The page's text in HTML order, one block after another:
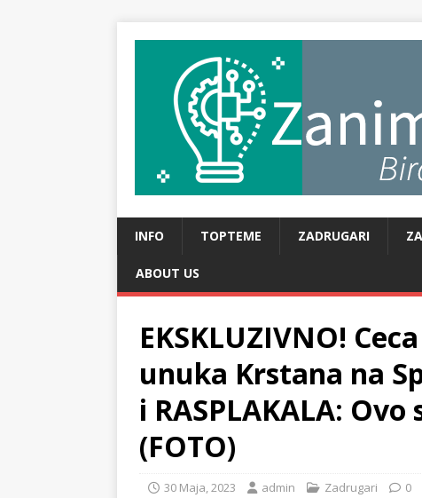
INFO TOPTEME ZADRUGARI
ABOUT US
EKSKLUZIVNO!
unuka Krstana na
i RASPLAKALA: Ovo
(FOTO)
30 Maja, 2023 admin Zadrugari 0